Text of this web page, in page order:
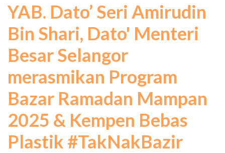
YAB. Dato’ Seri Amirudin
Bin Shari, Dato' Menteri
Besar Selangor
merasmikan Program
Bazar Ramadan Mampan
2025 & Kempen Bebas
Plastik #TakNakBazir